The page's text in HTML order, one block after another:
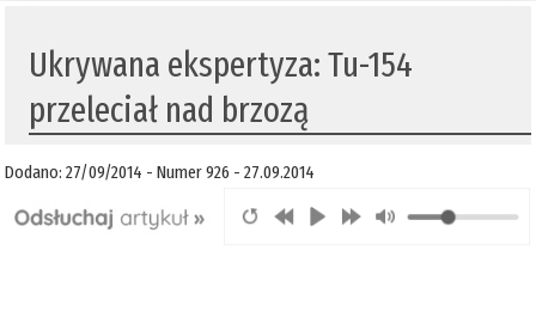
Ukrywana ekspertyza: Tu-154
przeleciał nad brzozą
Dodano: 27/09/2014 - Numer 926 - 27.09.2014